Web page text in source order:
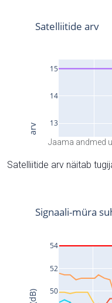
Jaama andmed
Satelliitide arv näitab